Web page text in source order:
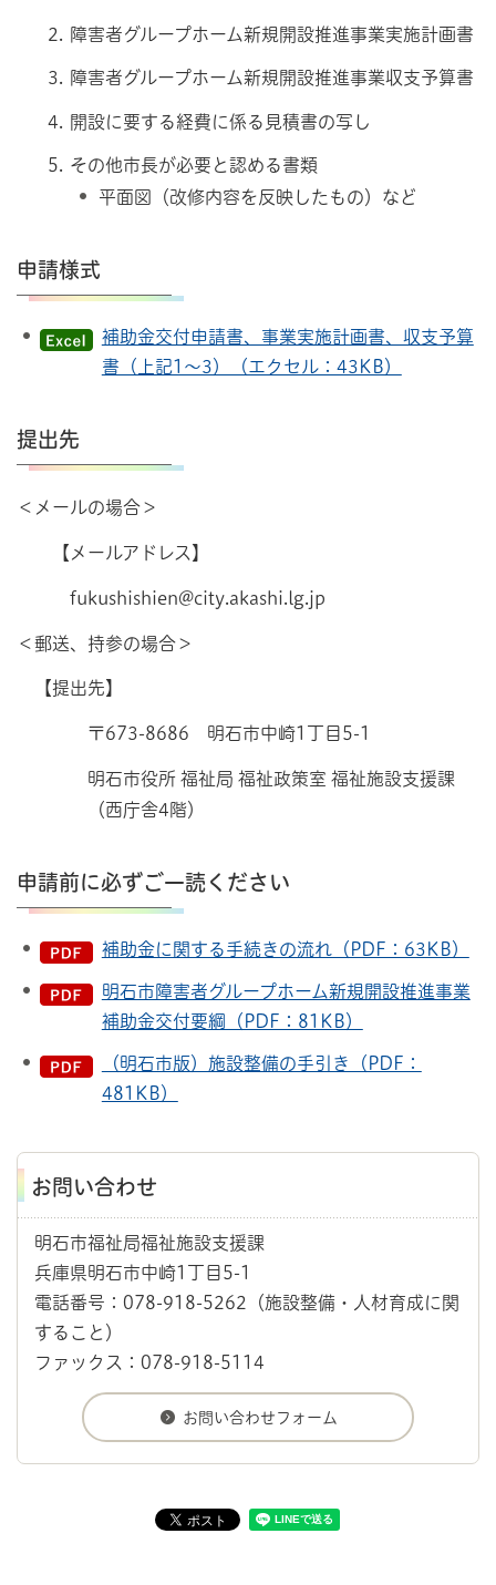
障害者グループホーム新規開設推進事業実施計画書
障害者グループホーム新規開設推進事業収支予算書
開設に要する経費に係る見積書の写し
その他市長が必要と認める書類
平面図（改修内容を反映したもの）など
申請様式
補助金交付申請書、事業実施計画書、収支予算
書（上記1～3）（エクセル：43KB）
提出先
＜メールの場合＞
【メールアドレス】
fukushishien@city.akashi.lg.jp
＜郵送、持参の場合＞
【提出先】
〒673-8686 明石市中崎1丁目5-1
明石市役所 福祉局 福祉政策室 福祉施設支援課
（西庁舎4階）
申請前に必ずご一読ください
補助金に関する手続きの流れ（PDF：63KB）
明石市障害者グループホーム新規開設推進事業
補助金交付要綱（PDF：81KB）
（明石市版）施設整備の手引き（PDF：
481KB）
お問い合わせ
明石市福祉局福祉施設支援課
兵庫県明石市中崎1丁目5-1
電話番号：078-918-5262（施設整備・人材育成に関
すること）
ファックス：078-918-5114